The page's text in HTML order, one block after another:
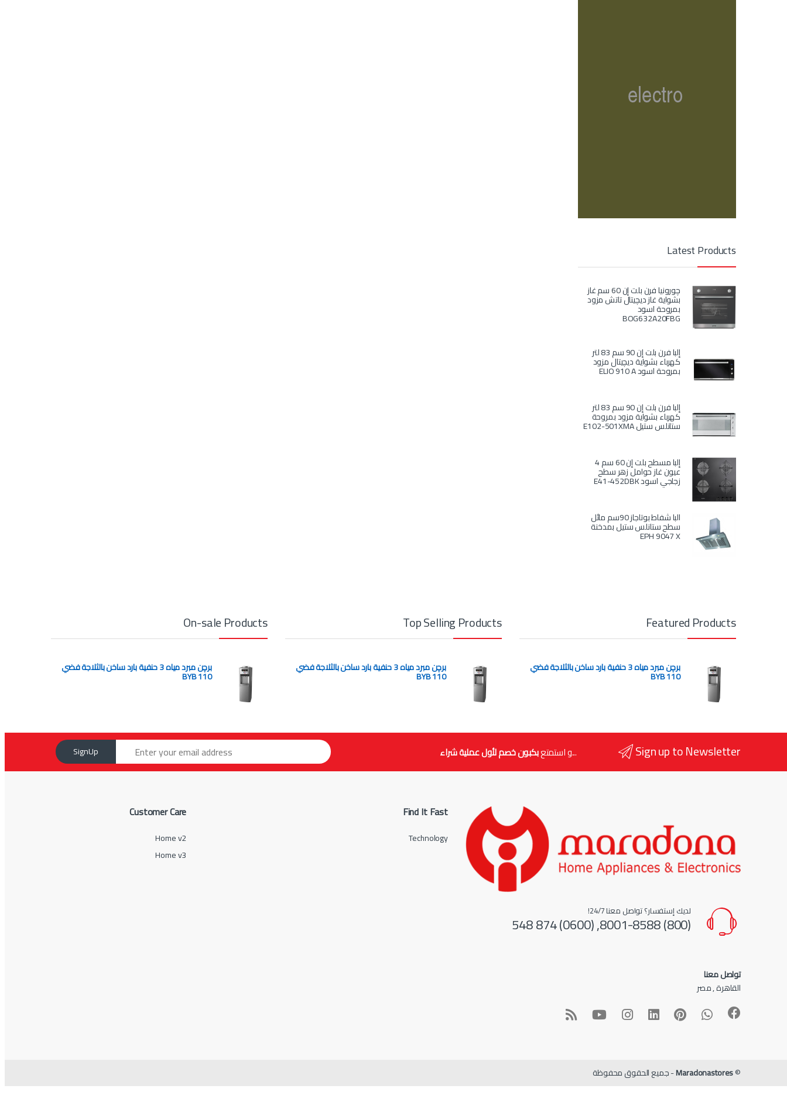
Latest Products
چورونيا فرن بلت إن 60 سم غاز
بشواية غاز ديچيتال تاتش مزود
بمروحة اسود
BOG632A20FBG
إلبا فرن بلت إن 90 سم 83 لتر
كهرباء بشواية ديچيتال مزود
بمروحة اسود ELIO 910 A
إلبا فرن بلت إن 90 سم 83 لتر
كهرباء بشواية مزود بمروحة
ستانلس ستيل E102-501XMA
إلبا مسطح بلت إن 60 سم 4
عيون غاز حوامل زهر سطح
زجاجي اسود E41-452DBK
البا شفاط بوتاجاز 90سم مائل
سطح ستانلس ستيل بمدخنة
EPH 9047 X
Featured Products
برچن مبرد مياه 3 حنفية بارد ساخن بالثلاجة فضي
BYB 110
Top Selling Products
برچن مبرد مياه 3 حنفية بارد ساخن بالثلاجة فضي
BYB 110
On-sale Products
برچن مبرد مياه 3 حنفية بارد ساخن بالثلاجة فضي
BYB 110
Sign up to Newsletter ...و استمتعبكبون خصم لأول عملية شراء SignUp
لديك إستفسار؟ تواصل معنا 24/7!
(800) 8001-8588, (0600) 874 548
تواصل معنا
القاهرة , مصر
Find It Fast
Technology
Customer Care
Home v2
Home v3
©
Maradonastores- جميع الحقوق محفوظة